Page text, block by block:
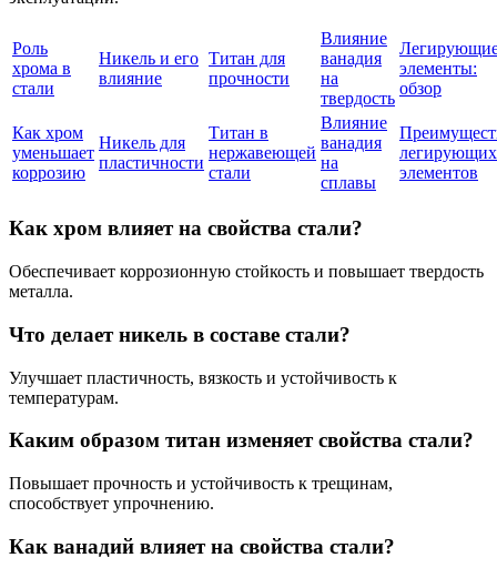
Роль
хрома в
стали
Никель и его
влияние
Титан для
прочности
Влияние
ванадия
на
твердость
элементы:
обзор
Как хром
уменьшает
коррозию
Никель для
пластичности
Титан в
нержавеющей
стали
Влияние
ванадия
на
сплавы
легирующих
элементов
Как хром влияет на свойства стали?
Обеспечивает коррозионную стойкость и повышает твердость
металла.
Что делает никель в составе стали?
Улучшает пластичность, вязкость и устойчивость к
температурам.
Каким образом титан изменяет свойства стали?
Повышает прочность и устойчивость к трещинам,
способствует упрочнению.
Как ванадий влияет на свойства стали?